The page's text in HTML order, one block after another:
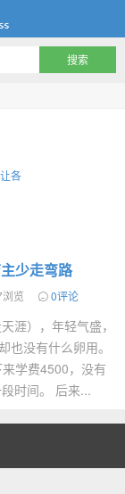
少走弯路
览 0评论
涯），年轻气盛，
没有什么卵用。
学费4500，没有
时间。 后来...